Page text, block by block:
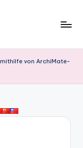
von ArchiMate-